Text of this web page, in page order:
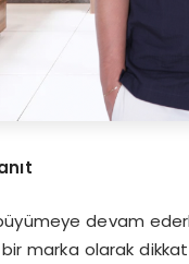
devam
marka olarak